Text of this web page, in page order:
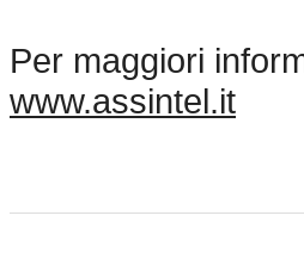
Per maggiori
www.assintel.it